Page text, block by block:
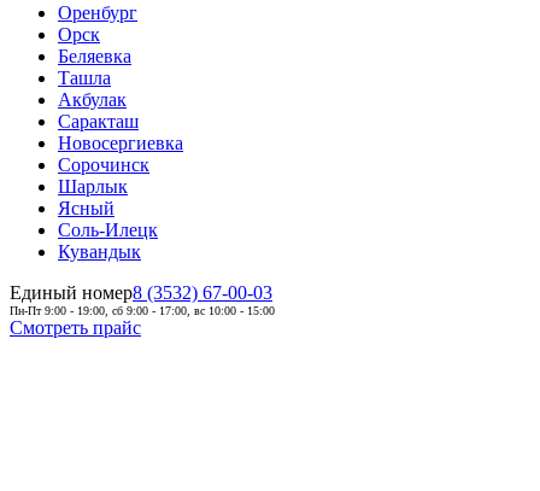
Оренбург
Орск
Беляевка
Ташла
Акбулак
Саракташ
Новосергиевка
Сорочинск
Шарлык
Ясный
Соль-Илецк
Кувандык
Единый номер8 (3532) 67-00-03
Пн-Пт 9:00 - 19:00, сб 9:00 - 17:00, вс 10:00 - 15:00
Смотреть прайс